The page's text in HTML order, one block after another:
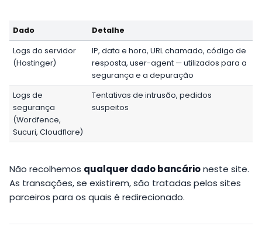
Dado Detalhe
Logs do servidor
(Hostinger)
IP, data e hora, URL chamado, código de
resposta, user-agent — utilizados para a
segurança e a depuração
Logs de
segurança
(Wordfence,
Sucuri, Cloudflare)
Tentativas de intrusão, pedidos
suspeitos
Não recolhemos qualquer dado bancárioneste site.
As transações, se existirem, são tratadas pelos sites
parceiros para os quais é redirecionado.